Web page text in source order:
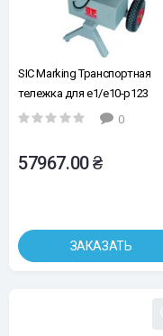
SIC Marking Транспортная
тележка для e1/e10-p123
0
57967.00 ₴
ЗАКАЗАТЬ